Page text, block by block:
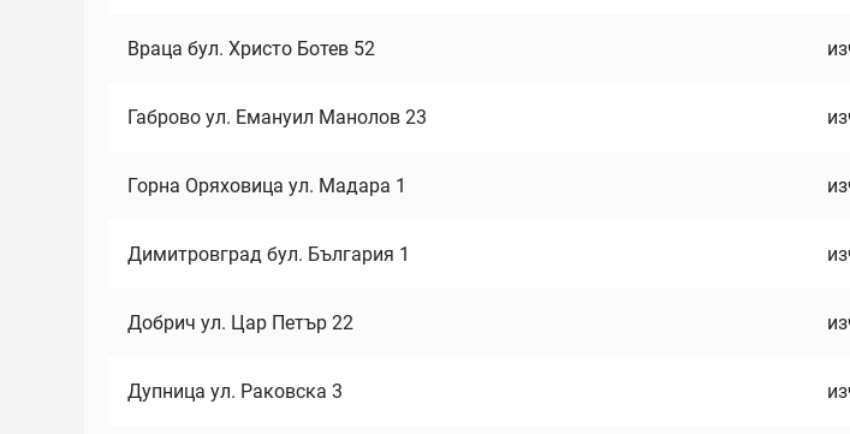
Враца бул. Христо Ботев 52
Габрово ул. Емануил Манолов 23
Горна Оряховица ул. Мадара 1
Димитровград бул. България 1
Добрич ул. Цар Петър 22
Дупница ул. Раковска 3